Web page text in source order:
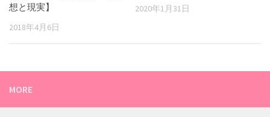
想と現実】
2018年4月6日
2020年1月31日
MORE